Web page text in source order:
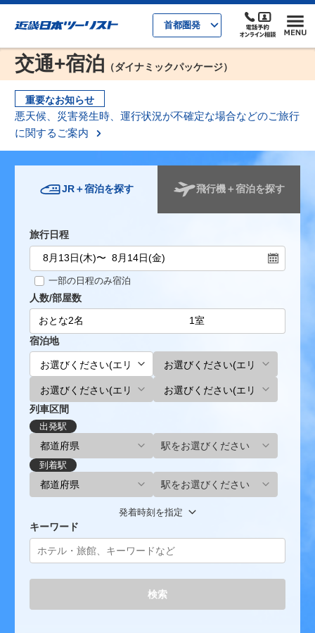
首都圏発
交通+宿泊 （ダイナミックパッケージ）
重要なお知らせ
悪天候、災害発生時、運行状況が不確定な場合などのご旅行
に関するご案内
JR＋宿泊を探す 飛行機＋宿泊を探す
旅行日程
一部の日程のみ宿泊
人数/部屋数
宿泊地
列車区間
出発駅
駅をお選びください
到着駅
駅をお選びください
発着時刻を指定
キーワード
検索